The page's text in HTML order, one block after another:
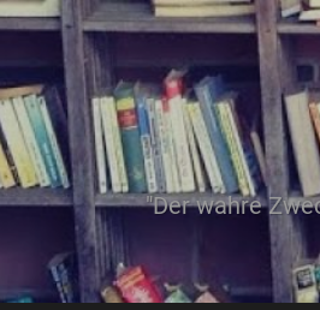
"Der wahre